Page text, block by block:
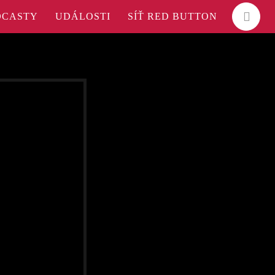
UDÁLOSTI SÍŤ RED BUTTON